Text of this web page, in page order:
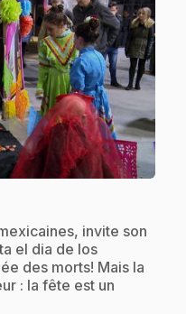
invite son
el dia de los
des morts! Mais la
: la fête est un